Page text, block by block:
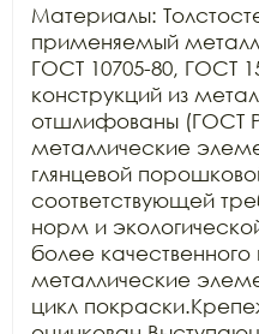
Материалы:
применяемый
ГОСТ 10705-80, ГОСТ
конструкций из
отшлифованы (ГОСТ Р
металлические
глянцевой
соответствующей
норм и
более
металлические
цикл